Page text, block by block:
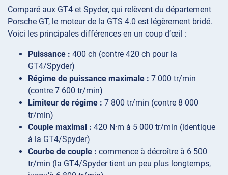
Comparé aux GT4 et Spyder, qui relèvent du département
Porsche GT, le moteur de la GTS 4.0 est légèrement bridé.
Voici les principales différences en un coup d’œil :
Puissance : 400 ch (contre 420 ch pour la
GT4/Spyder)
Régime de puissance maximale : 7 000 tr/min
(contre 7 600 tr/min)
Limiteur de régime : 7 800 tr/min (contre 8 000
tr/min)
Couple maximal : 420 N·m à 5 000 tr/min (identique
à la GT4/Spyder)
Courbe de couple : commence à décroître à 6 500
tr/min (la GT4/Spyder tient un peu plus longtemps,